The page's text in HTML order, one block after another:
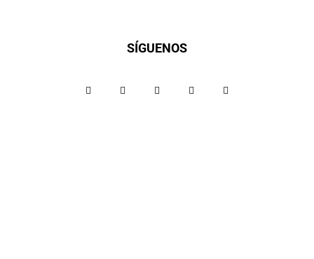
SÍGUENOS